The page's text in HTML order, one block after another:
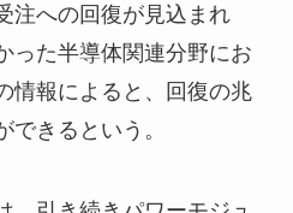
注への回復が見込まれ
った半導体関連分野にお
情報によると、回復の兆
できるという。